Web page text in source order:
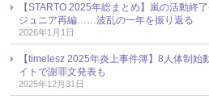
【STARTO 2025年総まとめ】嵐の活動終
ジュニア再編……波乱の一年を振り返る
2026年1月1日
【timelesz 2025年炎上事件簿】8人体制
イトで謝罪文発表も
2025年12月31日